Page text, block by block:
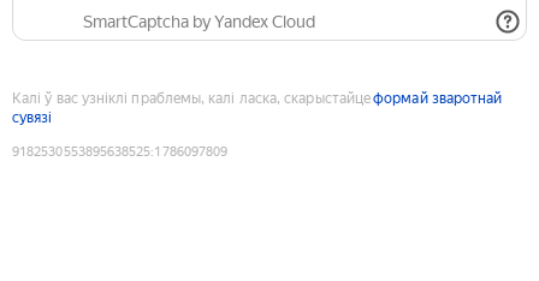
SmartCaptcha by Yandex Cloud
Калі ў вас узніклі праблемы, калі ласка, скарыстайцеформай зваротнай
сувязі
9182530553895638525:1786097809